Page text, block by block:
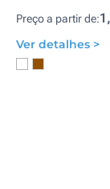
Preço a partir de:
Ver detalhes >